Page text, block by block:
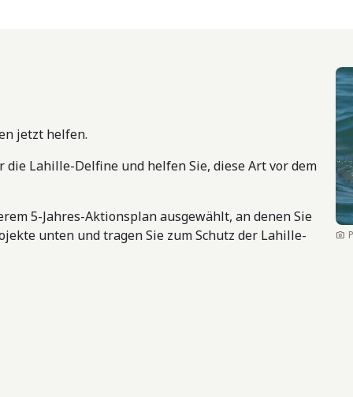
jetzt helfen.
die Lahille-Delfine und helfen Sie, diese Art vor dem
5-Jahres-Aktionsplan ausgewählt, an denen Sie
unten und tragen Sie zum Schutz der Lahille-